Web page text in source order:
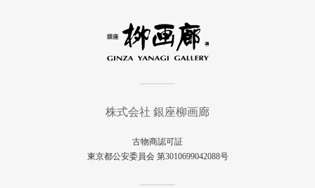
株式会社 銀座柳画廊
古物商認可証
東京都公安委員会 第3010699042088号